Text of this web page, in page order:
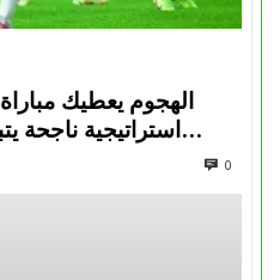
الهجوم يعطيك
استراتيجية ناجحة
0